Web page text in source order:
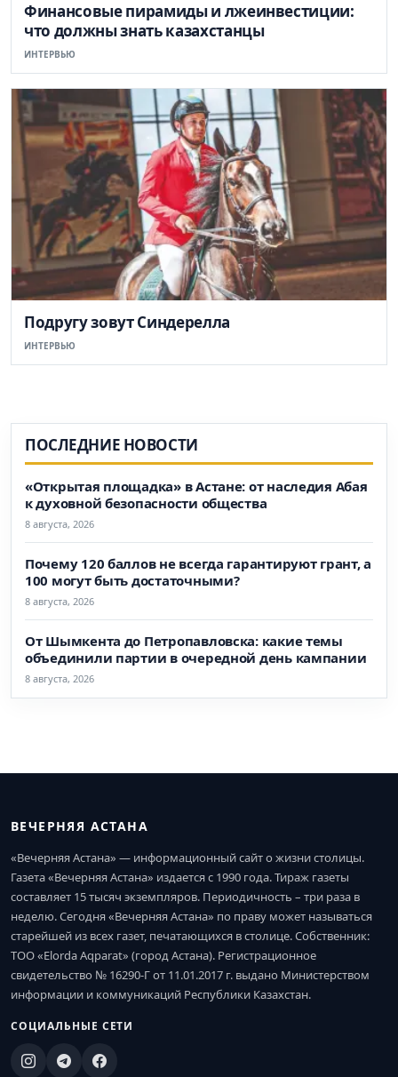
Финансовые пирамиды и лжеинвестиции:
что должны знать казахстанцы
ИНТЕРВЬЮ
Подругу зовут Синдерелла
ИНТЕРВЬЮ
ПОСЛЕДНИЕ НОВОСТИ
«Открытая площадка» в Астане: от наследия Абая
к духовной безопасности общества
8 августа, 2026
Почему 120 баллов не всегда гарантируют грант, а
100 могут быть достаточными?
8 августа, 2026
От Шымкента до Петропавловска: какие темы
объединили партии в очередной день кампании
8 августа, 2026
ВЕЧЕРНЯЯ АСТАНА
«Вечерняя Астана» — информационный сайт о жизни столицы.
Газета «Вечерняя Астана» издается с 1990 года. Тираж газеты
составляет 15 тысяч экземпляров. Периодичность – три раза в
неделю. Сегодня «Вечерняя Астана» по праву может называться
старейшей из всех газет, печатающихся в столице. Собственник:
ТОО «Elorda Aqparat» (город Астана). Регистрационное
свидетельство № 16290-Г от 11.01.2017 г. выдано Министерством
информации и коммуникаций Республики Казахстан.
СОЦИАЛЬНЫЕ СЕТИ